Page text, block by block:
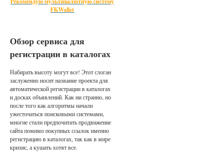
FKWallet
Обзор сервиса для
регистрации в каталогах
Набирать высоту могут все! Этот слоган
заслуженно носит название проекта для
автоматической регистрации в каталогах
и досках объявлений. Как ни странно, но
после того как алгоритмы начали
ужесточаться поисковыми системами,
многие стали предпочитать продвижение
сайта помимо покупных ссылок именно
регистрацию в каталогах, так как в мире
кризис, а кушать хотят все.